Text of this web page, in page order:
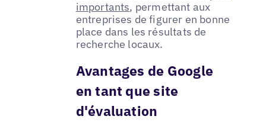
importants, permettant aux
entreprises de figurer en bonne
place dans les résultats de
recherche locaux.
Avantages de Google
en tant que site
d'évaluation